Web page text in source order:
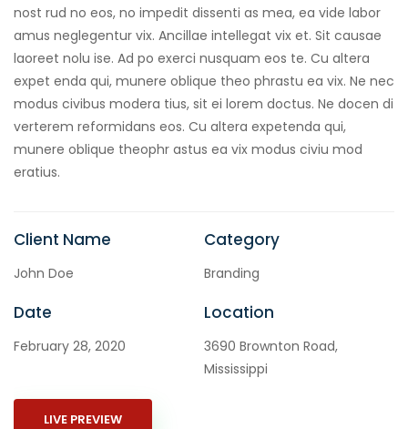
nost rud no eos, no impedit dissenti as mea, ea vide labor
amus neglegentur vix. Ancillae intellegat vix et. Sit causae
laoreet nolu ise. Ad po exerci nusquam eos te. Cu altera
expet enda qui, munere oblique theo phrastu ea vix. Ne nec
modus civibus modera tius, sit ei lorem doctus. Ne docen di
verterem reformidans eos. Cu altera expetenda qui,
munere oblique theophr astus ea vix modus civiu mod
eratius.
Client Name
John Doe
Category
Branding
Date
February 28, 2020
Location
3690 Brownton Road,
Mississippi
LIVE PREVIEW